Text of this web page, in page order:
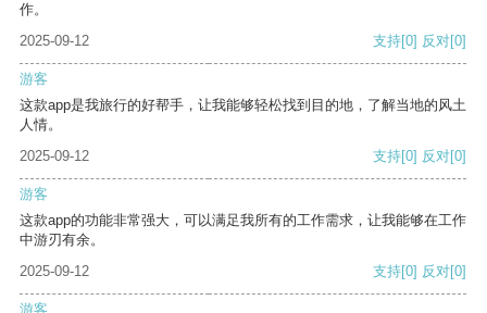
作。
2025-09-12
支持[0] 反对[0]
游客
这款app是我旅行的好帮手，让我能够轻松找到目的地，了解当地的风土
人情。
2025-09-12
支持[0] 反对[0]
游客
这款app的功能非常强大，可以满足我所有的工作需求，让我能够在工作
中游刃有余。
2025-09-12
支持[0] 反对[0]
游客